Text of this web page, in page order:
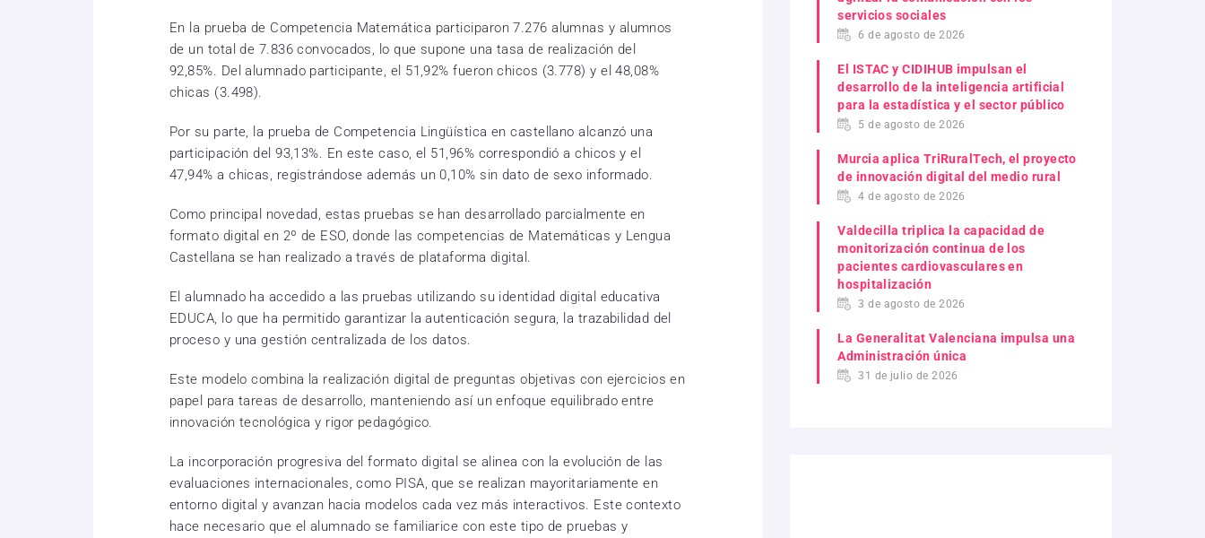
En la prueba de Competencia Matemática participaron 7.276 alumnas y alumnos
de un total de 7.836 convocados, lo que supone una tasa de realización del
92,85%. Del alumnado participante, el 51,92% fueron chicos (3.778) y el 48,08%
chicas (3.498).
Por su parte, la prueba de Competencia Lingüística en castellano alcanzó una
participación del 93,13%. En este caso, el 51,96% correspondió a chicos y el
47,94% a chicas, registrándose además un 0,10% sin dato de sexo informado.
Como principal novedad, estas pruebas se han desarrollado parcialmente en
formato digital en 2º de ESO, donde las competencias de Matemáticas y Lengua
Castellana se han realizado a través de plataforma digital.
El alumnado ha accedido a las pruebas utilizando su identidad digital educativa
EDUCA, lo que ha permitido garantizar la autenticación segura, la trazabilidad del
proceso y una gestión centralizada de los datos.
Este modelo combina la realización digital de preguntas objetivas con ejercicios en
papel para tareas de desarrollo, manteniendo así un enfoque equilibrado entre
innovación tecnológica y rigor pedagógico.
La incorporación progresiva del formato digital se alinea con la evolución de las
evaluaciones internacionales, como PISA, que se realizan mayoritariamente en
entorno digital y avanzan hacia modelos cada vez más interactivos. Este contexto
hace necesario que el alumnado se familiarice con este tipo de pruebas y
servicios sociales
6 de agosto de 2026
El ISTAC y CIDIHUB impulsan el
desarrollo de la inteligencia artificial
para la estadística y el sector público
5 de agosto de 2026
Murcia aplica TriRuralTech, el proyecto
de innovación digital del medio rural
4 de agosto de 2026
Valdecilla triplica la capacidad de
monitorización continua de los
pacientes cardiovasculares en
hospitalización
3 de agosto de 2026
La Generalitat Valenciana impulsa una
Administración única
31 de julio de 2026